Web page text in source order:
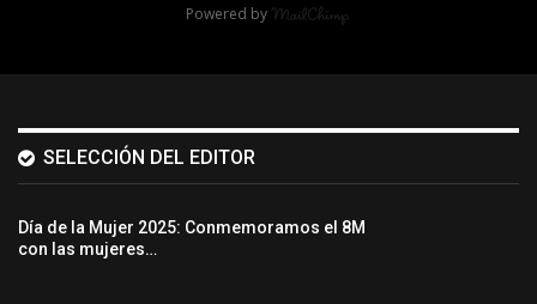
Powered by
SELECCIÓN DEL EDITOR
Día de la Mujer 2025: Conmemoramos el 8M
con las mujeres…